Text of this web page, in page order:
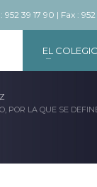
39 17 90 | Fax : 952
EL
POR LA QUE SE